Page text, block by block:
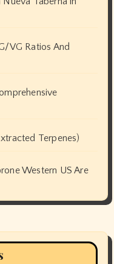
VG Ratios And
Terpenes)
Western US Are